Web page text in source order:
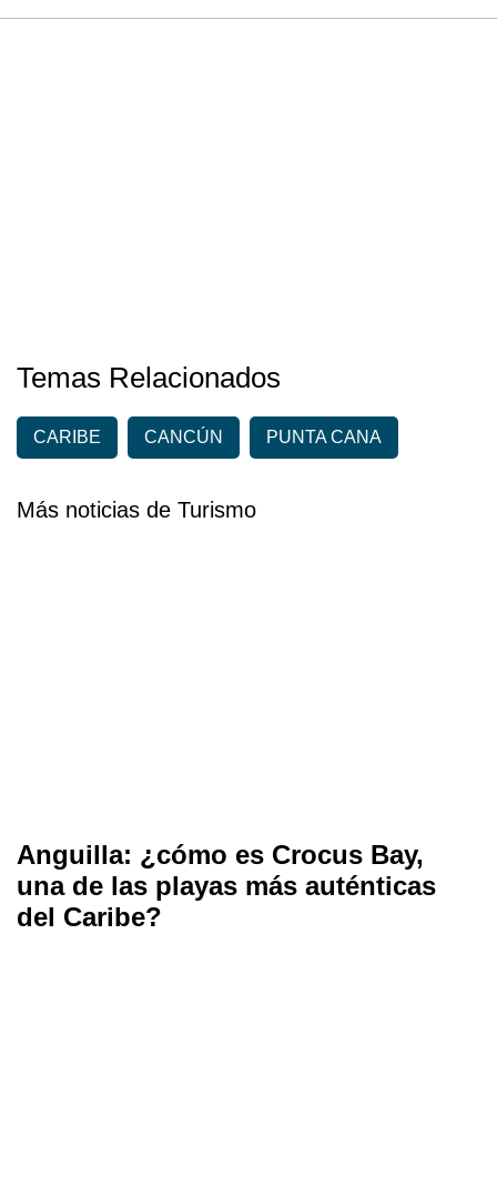
Temas Relacionados
CARIBE CANCÚN PUNTA CANA
Más noticias de Turismo
Anguilla: ¿cómo es Crocus Bay,
una de las playas más auténticas
del Caribe?